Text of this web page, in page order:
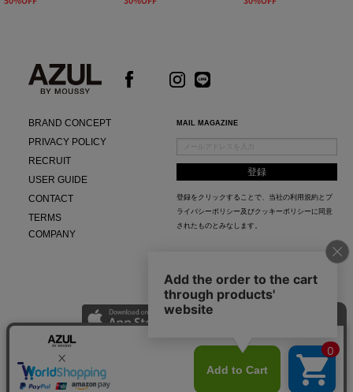
BRAND CONCEPT
PRIVACY POLICY
RECRUIT
USER GUIDE
CONTACT
TERMS
COMPANY
MAIL MAGAZINE
登録をクリックすることで、当社の利用規約 と プ
ライバシーポリシー及びクッキーポリシー に同意
されたものとみなします。
AZUL APP
最新ニュースやスタイリング紹介までAZUL BY MOUSSYのお得な情報がいち早くチェック